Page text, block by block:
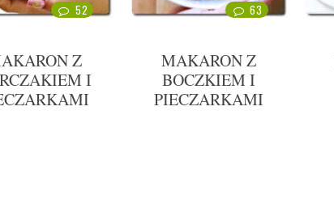
52
Z
I
63
MAKARON Z
BOCZKIEM I
PIECZARKAMI